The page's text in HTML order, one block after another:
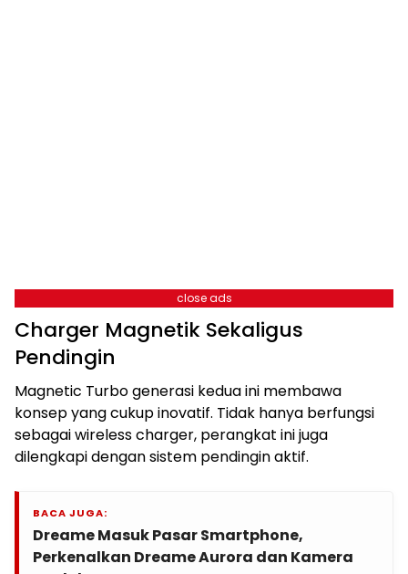
close ads
Charger Magnetik Sekaligus
Pendingin
Magnetic Turbo generasi kedua ini membawa
konsep yang cukup inovatif. Tidak hanya berfungsi
sebagai wireless charger, perangkat ini juga
dilengkapi dengan sistem pendingin aktif.
BACA JUGA:
Dreame Masuk Pasar Smartphone,
Perkenalkan Dreame Aurora dan Kamera